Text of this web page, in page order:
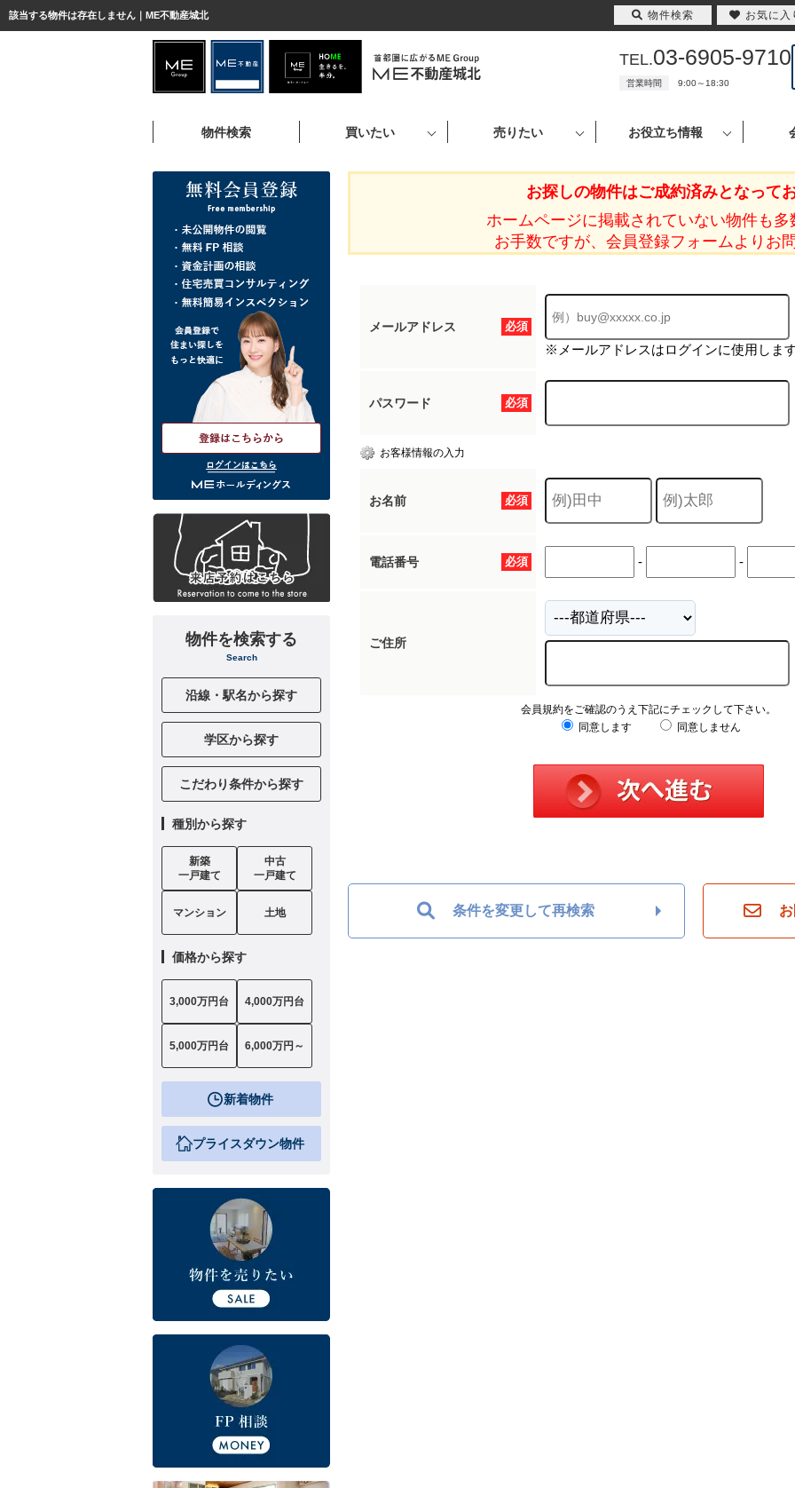
該当する物件は存在しません｜ME不動産城北
TEL.03-6905-9710
営業時間 9:00～18:30
物件検索 買いたい 売りたい お役立ち情報
お探しの物件はご成約済みとなってお
ホームページに掲載されていない物件も多
お手数ですが、会員登録フォームよりお
必須
メールアドレス
※メールアドレスはログインに使用します
必須
パスワード
お客様情報の入力
必須
お名前
必須
電話番号 - -
ご住所
会員規約をご確認のうえ下記にチェックして下さい。
同意します
同意しません
条件を変更して再検索
ログインはこちら
物件を検索する
Search
沿線・駅名から探す
学区から探す
こだわり条件から探す
種別から探す
新築
一戸建て
中古
一戸建て
マンション 土地
価格から探す
3,000万円台 4,000万円台
5,000万円台 6,000万円～
新着物件
プライスダウン物件
物件検索 お気に入